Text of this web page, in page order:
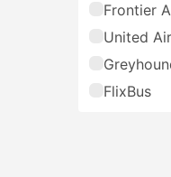
Frontier
United
FlixBus